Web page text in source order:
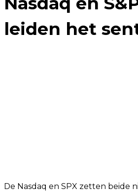
leiden het
De Nasdaq en SPX zetten beide